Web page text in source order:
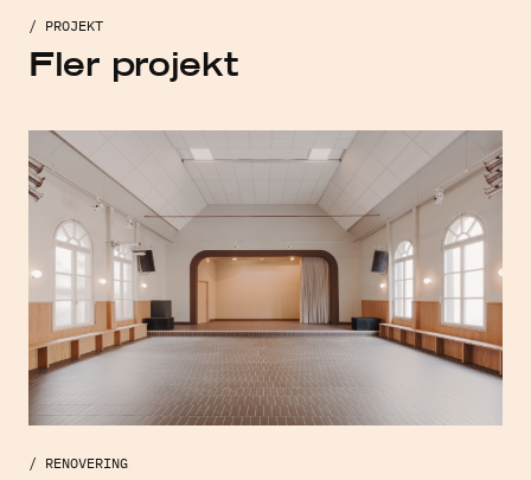
/ PROJEKT
Fler projekt
/ RENOVERING